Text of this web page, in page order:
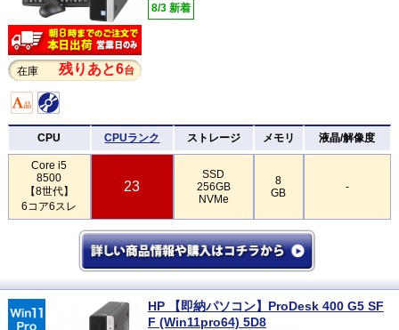
在庫 残りあと6台
8/3 新着
CPU CPUランク ストレージ メモリ 液晶/解像度
Core i5
8500
【8世代】
6コア6スレ
23
SSD
256GB
NVMe
8
GB
-
HP 【即納パソコン】ProDesk 400 G5 SF
F (Win11pro64) 5D8